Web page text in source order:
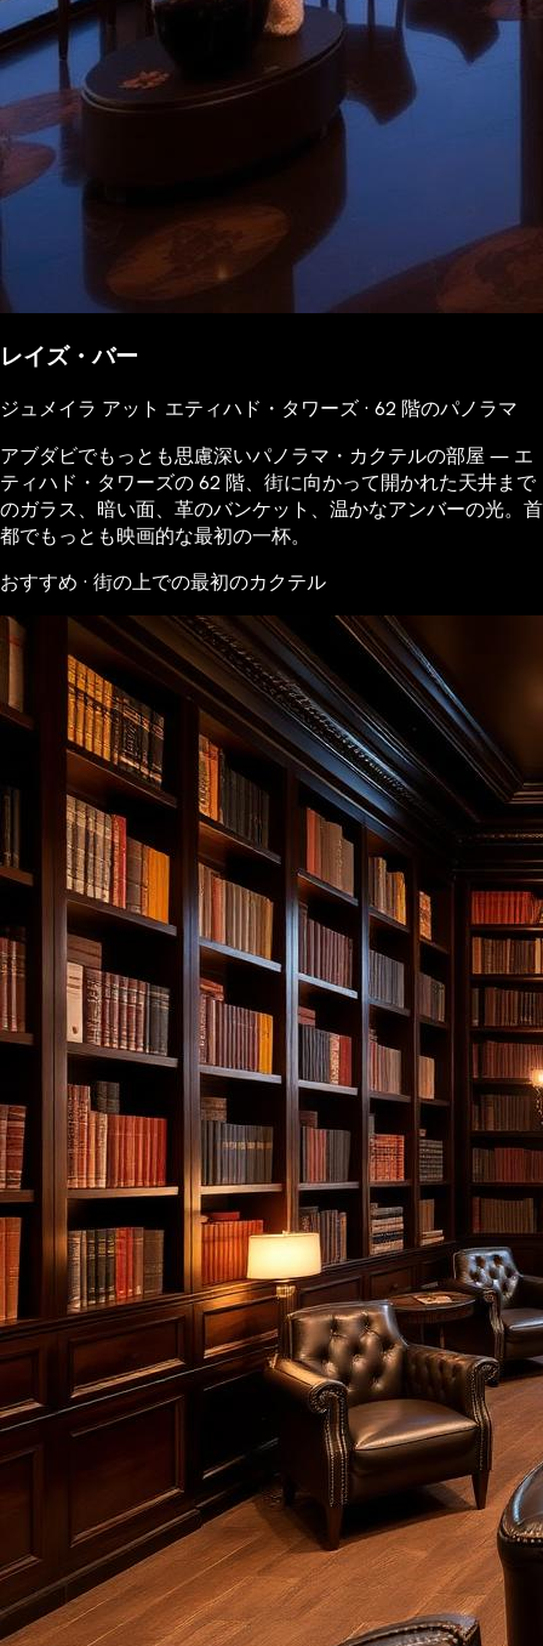
レイズ・バー
ジュメイラ アット エティハド・タワーズ · 62 階のパノラマ
アブダビでもっとも思慮深いパノラマ・カクテルの部屋 ― エ
ティハド・タワーズの 62 階、街に向かって開かれた天井まで
のガラス、暗い面、革のバンケット、温かなアンバーの光。首
都でもっとも映画的な最初の一杯。
おすすめ · 街の上での最初のカクテル